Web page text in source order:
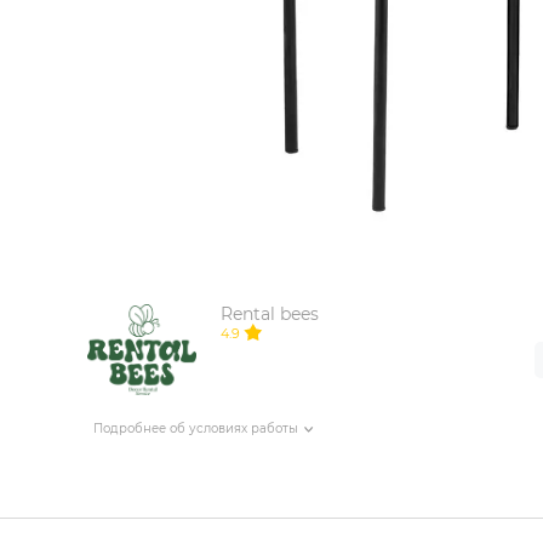
ТЕХНИЧЕСКОЕ ОБОРУДОВАНИЕ
Rental bees
4.9
Подробнее об условиях работы